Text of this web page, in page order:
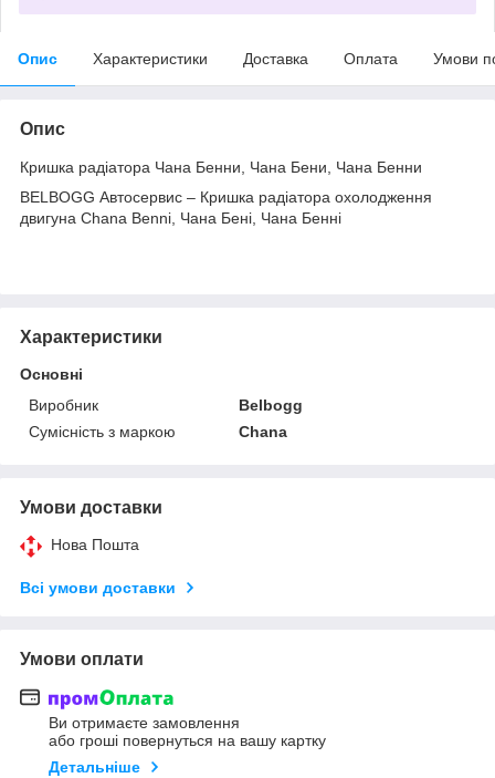
Опис Характеристики Доставка Оплата Умови
Опис
Кришка радіатора Чана Бенни, Чана Бени, Чана Бенни
BELBOGG Автосервис – Кришка радіатора охолодження
двигуна Chana Benni, Чана Бені, Чана Бенні
Характеристики
Основні
Виробник
Belbogg
Сумісність з маркою
Chana
Умови доставки
Нова Пошта
Всі умови доставки
Умови оплати
Ви отримаєте замовлення
або гроші повернуться на вашу картку
Детальніше